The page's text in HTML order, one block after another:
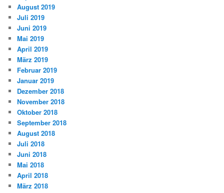
August 2019
Juli 2019
Juni 2019
Mai 2019
April 2019
März 2019
Februar 2019
Januar 2019
Dezember 2018
November 2018
Oktober 2018
September 2018
August 2018
Juli 2018
Juni 2018
Mai 2018
April 2018
März 2018